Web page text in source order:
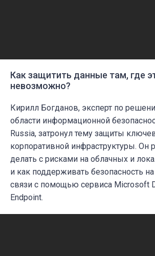
Как защитить данные там, где
невозможно?
Кирилл Богданов, эксперт по
области информационной
Russia, затронул тему защиты
корпоративной инфраструктуры. Он
делать с рисками на облачных и
и как поддерживать безопасность
связи с помощью сервиса Microsoft
Endpoint.